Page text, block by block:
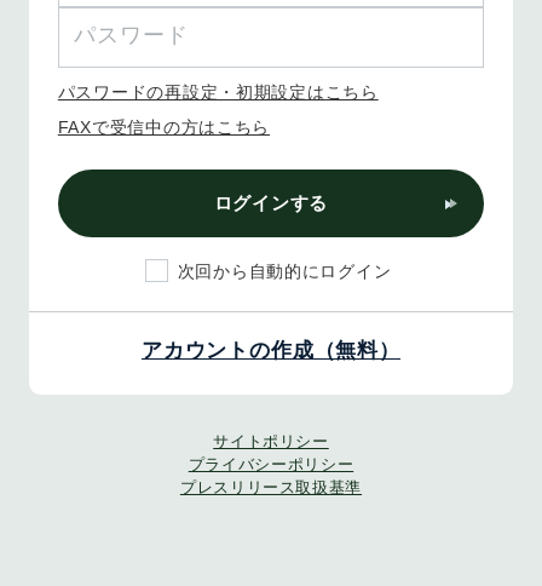
パスワードの再設定・初期設定はこちら
FAXで受信中の方はこちら
ログインする
次回から自動的にログイン
アカウントの作成（無料）
サイトポリシー
プライバシーポリシー
プレスリリース取扱基準